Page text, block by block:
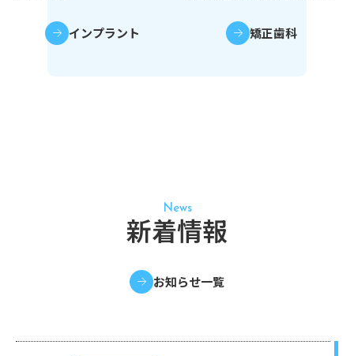
インプラント 矯正歯科
News
新着情報
お知らせ一覧